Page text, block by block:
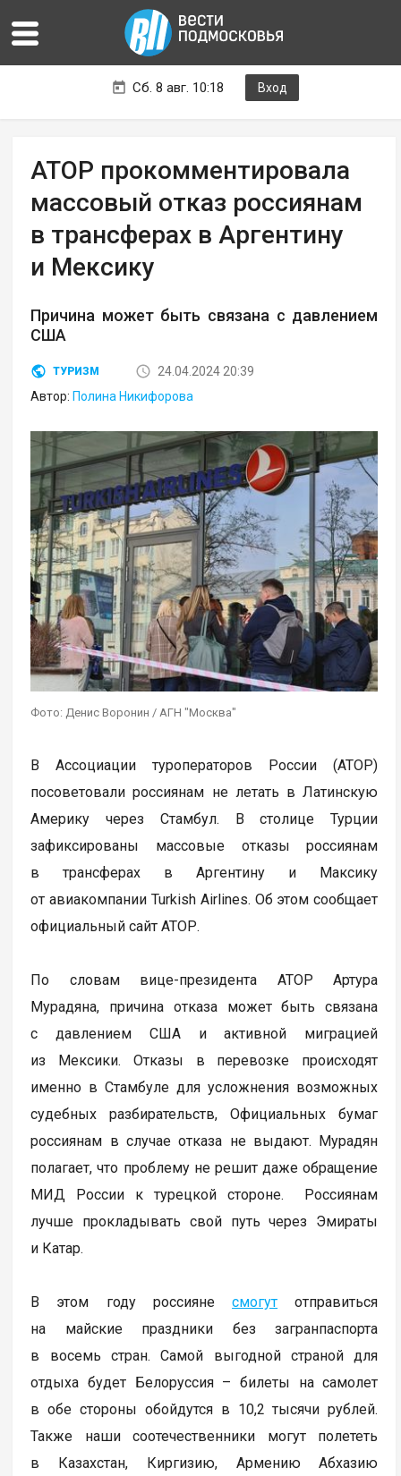
Сб. 8 авг. 10:18 Вход
АТОР прокомментировала
массовый отказ россиянам
в трансферах в Аргентину
и Мексику
Причина может быть связана с давлением
США
ТУРИЗМ
24.04.2024 20:39
Автор: Полина Никифорова
Фото: Денис Воронин / АГН "Москва"
В Ассоциации туроператоров России (АТОР)
посоветовали россиянам не летать в Латинскую
Америку через Стамбул. В столице Турции
зафиксированы массовые отказы россиянам
в трансферах в Аргентину и Максику
от авиакомпании Turkish Airlines. Об этом сообщает
официальный сайт АТОР.
По словам вице-президента АТОР Артура
Мурадяна, причина отказа может быть связана
с давлением США и активной миграцией
из Мексики. Отказы в перевозке происходят
именно в Стамбуле для усложнения возможных
судебных разбирательств, Официальных бумаг
россиянам в случае отказа не выдают. Мурадян
полагает, что проблему не решит даже обращение
МИД России к турецкой стороне. Россиянам
лучше прокладывать свой путь через Эмираты
и Катар.
В этом году россиянесмогут отправиться
на майские праздники без загранпаспорта
в восемь стран. Самой выгодной страной для
отдыха будет Белоруссия – билеты на самолет
в обе стороны обойдутся в 10,2 тысячи рублей.
Также наши соотечественники могут полететь
в Казахстан, Киргизию, Армению Абхазию